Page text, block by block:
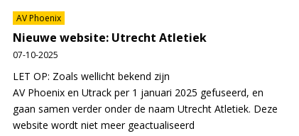
AV Phoenix
Nieuwe website: Utrecht Atletiek
07-10-2025
LET OP: Zoals wellicht bekend zijn
AV Phoenix en Utrack per 1 januari 2025 gefuseerd, en
gaan samen verder onder de naam Utrecht Atletiek. Deze
website wordt niet meer geactualiseerd